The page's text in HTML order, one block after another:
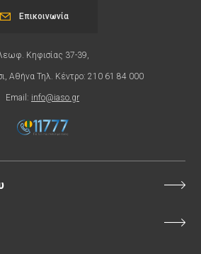
Κηφισίας 37-39,
Αθήνα Τηλ. Κέντρο: 210 61 84 000
Email: info@iaso.gr
Επικοινωνία